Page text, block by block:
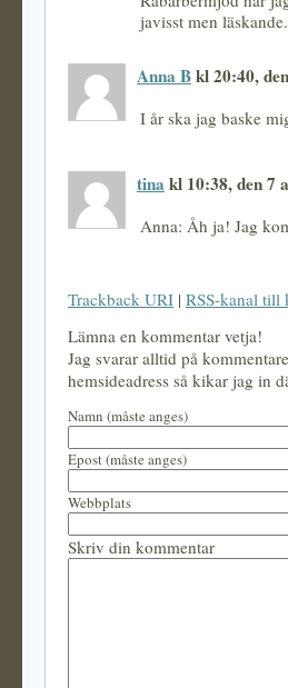
javisst men läskande.
Anna Bkl 20:40,
I år ska jag baske
tina kl 10:38, den 7
Anna: Åh ja! Jag
Trackback URI | RSS-kanal till
Lämna en kommentar vetja!
Jag svarar alltid på
hemsideadress så kikar jag in
Namn (måste anges)
Epost (måste anges)
Webbplats
Skriv din kommentar